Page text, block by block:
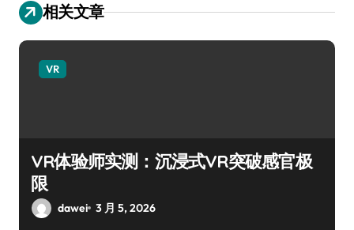
相关文章
VR
VR体验师实测：沉浸式VR突破感官极
限
dawei 3 月 5, 2026